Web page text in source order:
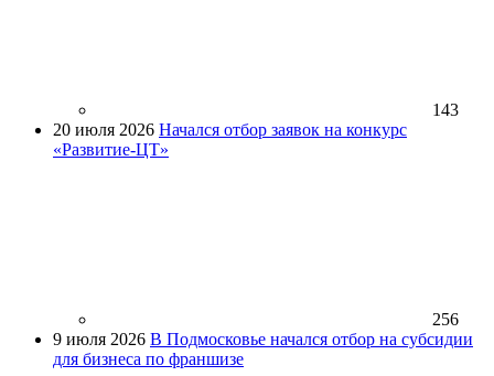
143
20 июля 2026 Начался отбор заявок на конкурс
«Развитие-ЦТ»
256
9 июля 2026 В Подмосковье начался отбор на субсидии
для бизнеса по франшизе